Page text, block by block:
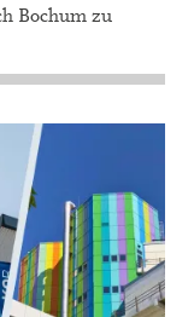
Bochum zu